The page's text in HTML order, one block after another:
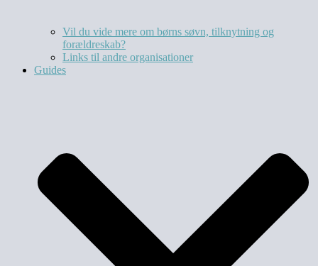
Vil du vide mere om børns søvn, tilknytning og
forældreskab?​
Links til andre organisationer
Guides